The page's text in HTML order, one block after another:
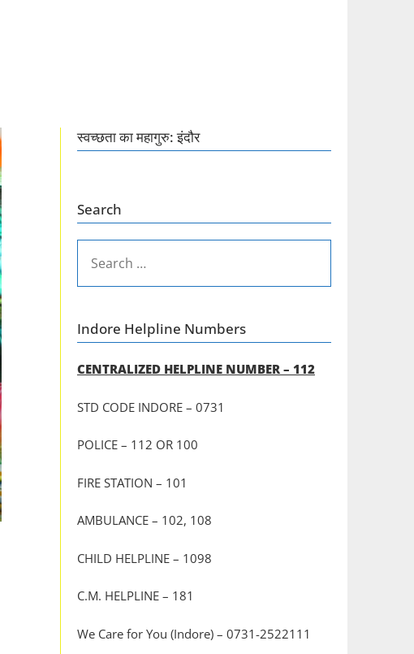
स्वच्छता का महागुरु: इंदौर
Search
FOR:
Indore Helpline Numbers
CENTRALIZED HELPLINE NUMBER – 112
STD CODE INDORE – 0731
POLICE – 112 OR 100
FIRE STATION – 101
AMBULANCE – 102, 108
CHILD HELPLINE – 1098
C.M. HELPLINE – 181
We Care for You (Indore) – 0731-2522111